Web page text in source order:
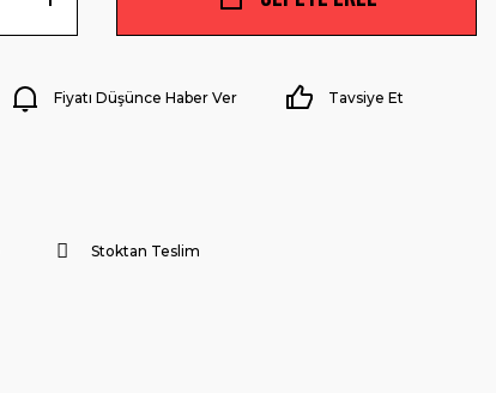
Fiyatı Düşünce Haber Ver Tavsiye Et
Stoktan Teslim